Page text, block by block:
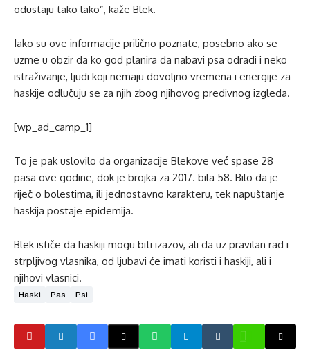
odustaju tako lako”, kaže Blek.
Iako su ove informacije prilično poznate, posebno ako se
uzme u obzir da ko god planira da nabavi psa odradi i neko
istraživanje, ljudi koji nemaju dovoljno vremena i energije za
haskije odlučuju se za njih zbog njihovog predivnog izgleda.
[wp_ad_camp_1]
To je pak uslovilo da organizacije Blekove već spase 28
pasa ove godine, dok je brojka za 2017. bila 58. Bilo da je
riječ o bolestima, ili jednostavno karakteru, tek napuštanje
haskija postaje epidemija.
Blek ističe da haskiji mogu biti izazov, ali da uz pravilan rad i
strpljivog vlasnika, od ljubavi će imati koristi i haskiji, ali i
njihovi vlasnici.
Haski Pas Psi